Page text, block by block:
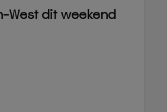
West dit weekend